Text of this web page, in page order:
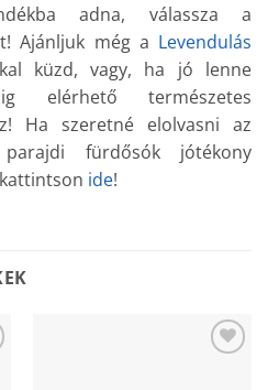
adna, válassza a
t! Ajánljuk még a Levendulás
küzd, vagy, ha jó lenne
elérhető természetes
Ha szeretné elolvasni az
fürdősók jótékony
ide!